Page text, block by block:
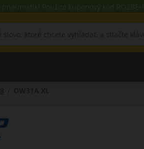
Použite kupónový kód ROZBEH